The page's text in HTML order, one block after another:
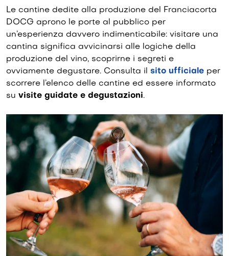
Le cantine dedite alla produzione del Franciacorta
DOCG aprono le porte al pubblico per
un’esperienza davvero indimenticabile: visitare una
cantina significa avvicinarsi alle logiche della
produzione del vino, scoprirne i segreti e
ovviamente degustare. Consulta il sito ufficiale per
scorrere l’elenco delle cantine ed essere informato
su visite guidate e degustazioni.